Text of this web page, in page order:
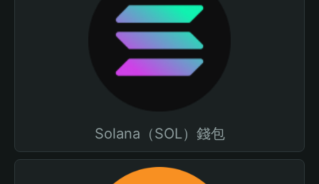
Solana（SOL）錢包